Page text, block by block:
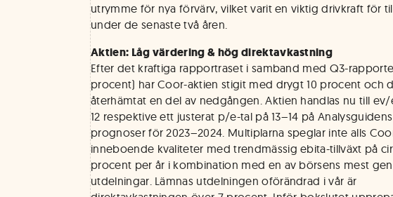
utrymme för nya förvärv, vilket varit en viktig drivkraft för
under de senaste två åren.
Aktien: Låg värdering & hög direktavkastning
Efter det kraftiga rapportraset i samband med Q3-
procent) har Coor-aktien stigit med drygt 10 procent och
återhämtat en del av nedgången. Aktien handlas nu till
12 respektive ett justerat p/e-tal på 13–14 på Analysguidens
prognoser för 2023–2024. Multiplarna speglar inte alls
inneboende kvaliteter med trendmässig ebita-tillväxt på
procent per år i kombination med en av börsens mest
utdelningar. Lämnas utdelningen oförändrad i vår är